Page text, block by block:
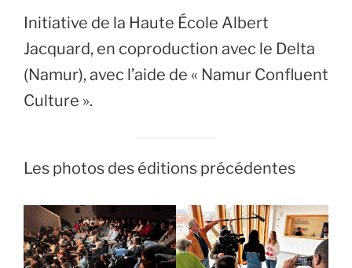
Initiative de la Haute École Albert
Jacquard, en coproduction avec le Delta
(Namur), avec l’aide de « Namur Confluent
Culture ».
Les photos des éditions précédentes